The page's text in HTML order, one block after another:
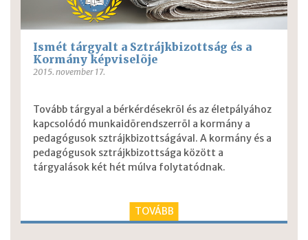
Ismét tárgyalt a Sztrájkbizottság és a
Kormány képviselõje
2015. november 17.
Tovább tárgyal a bérkérdésekrõl és az életpályához
kapcsolódó munkaidõrendszerrõl a kormány a
pedagógusok sztrájkbizottságával. A kormány és a
pedagógusok sztrájkbizottsága között a
tárgyalások két hét múlva folytatódnak.
TOVÁBB